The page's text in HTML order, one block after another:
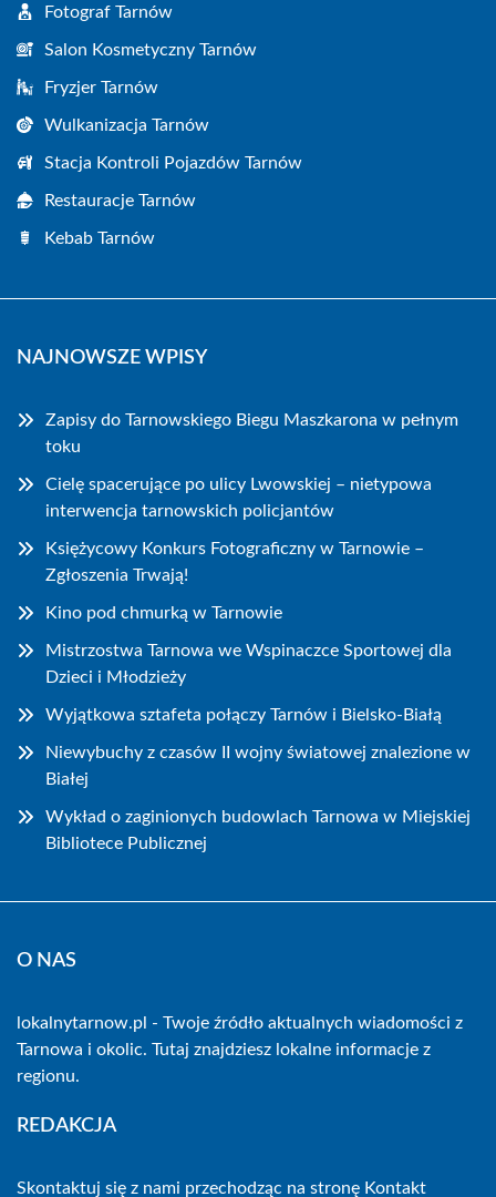
Fotograf Tarnów
Salon Kosmetyczny Tarnów
Fryzjer Tarnów
Wulkanizacja Tarnów
Stacja Kontroli Pojazdów Tarnów
Restauracje Tarnów
Kebab Tarnów
NAJNOWSZE WPISY
Zapisy do Tarnowskiego Biegu Maszkarona w pełnym
toku
Cielę spacerujące po ulicy Lwowskiej – nietypowa
interwencja tarnowskich policjantów
Księżycowy Konkurs Fotograficzny w Tarnowie –
Zgłoszenia Trwają!
Kino pod chmurką w Tarnowie
Mistrzostwa Tarnowa we Wspinaczce Sportowej dla
Dzieci i Młodzieży
Wyjątkowa sztafeta połączy Tarnów i Bielsko-Białą
Niewybuchy z czasów II wojny światowej znalezione w
Białej
Wykład o zaginionych budowlach Tarnowa w Miejskiej
Bibliotece Publicznej
O NAS
lokalnytarnow.pl - Twoje źródło aktualnych wiadomości z
Tarnowa i okolic. Tutaj znajdziesz lokalne informacje z
regionu.
REDAKCJA
Skontaktuj się z nami przechodząc na stronę Kontakt